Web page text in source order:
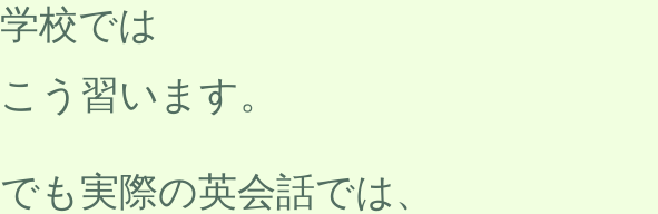
学校では
こう習います。
でも実際の英会話では、